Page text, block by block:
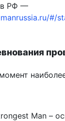
в РФ —
#/
Man –